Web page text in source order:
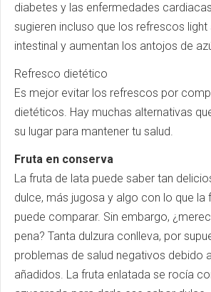
diabetes y las enfermedades
sugieren incluso que los refrescos light
intestinal y aumentan los antojos de
Refresco dietético
Es mejor evitar los refrescos por
dietéticos. Hay muchas alternativas
su lugar para mantener tu salud.
Fruta en conserva
La fruta de lata puede saber tan
dulce, más jugosa y algo con lo que la
puede comparar. Sin embargo,
pena? Tanta dulzura conlleva, por
problemas de salud negativos debido
añadidos. La fruta enlatada se rocía